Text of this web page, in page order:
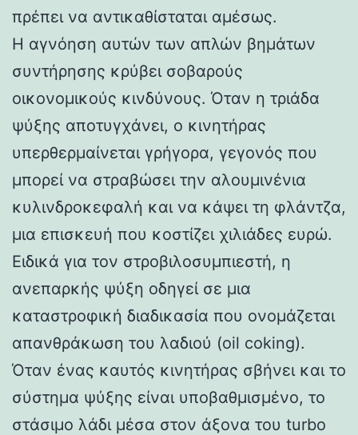
πρέπει να αντικαθίσταται αμέσως.
Η αγνόηση αυτών των απλών βημάτων
συντήρησης κρύβει σοβαρούς
οικονομικούς κινδύνους. Όταν η τριάδα
ψύξης αποτυγχάνει, ο κινητήρας
υπερθερμαίνεται γρήγορα, γεγονός που
μπορεί να στραβώσει την αλουμινένια
κυλινδροκεφαλή και να κάψει τη φλάντζα,
μια επισκευή που κοστίζει χιλιάδες ευρώ.
Ειδικά για τον στροβιλοσυμπιεστή, η
ανεπαρκής ψύξη οδηγεί σε μια
καταστροφική διαδικασία που ονομάζεται
απανθράκωση του λαδιού (oil coking).
Όταν ένας καυτός κινητήρας σβήνει και το
σύστημα ψύξης είναι υποβαθμισμένο, το
στάσιμο λάδι μέσα στον άξονα του turbo